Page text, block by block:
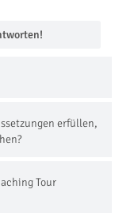
erfüllen,
Tour